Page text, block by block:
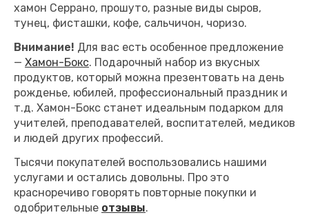
хамон Серрано, прошуто, разные виды сыров,
тунец, фисташки, кофе, сальчичон, чоризо.
Внимание! Для вас есть особенное предложение
— Хамон-Бокс. Подарочный набор из вкусных
продуктов, который можна презентовать на день
рожденье, юбилей, профессиональный праздник и
т.д. Хамон-Бокс станет идеальным подарком для
учителей, преподавателей, воспитателей, медиков
и людей других профессий.
Тысячи покупателей воспользовались нашими
услугами и остались довольны. Про это
красноречиво говорять повторные покупки и
одобрительные отзывы.